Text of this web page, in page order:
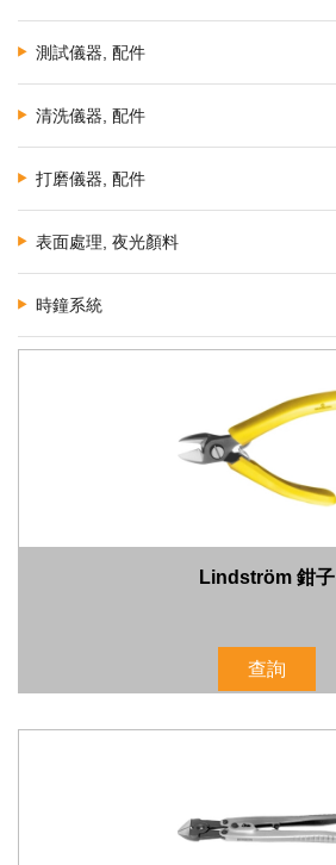
測試儀器, 配件
清洗儀器, 配件
打磨儀器, 配件
表面處理, 夜光顏料
時鐘系統
Lindström 鉗子
查詢